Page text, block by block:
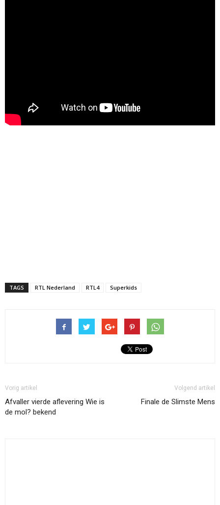
TAGS RTL Nederland RTL4 Superkids
Vorig artikel
Afvaller vierde aflevering Wie is
de mol? bekend
Volgend artikel
Finale de Slimste Mens